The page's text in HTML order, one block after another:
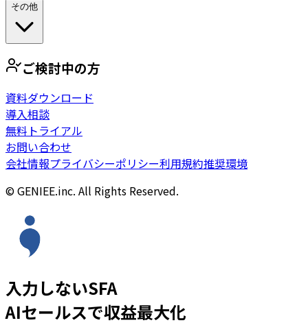
その他
ご検討中の方
資料ダウンロード
導入相談
無料トライアル
お問い合わせ
会社情報プライバシーポリシー利用規約推奨環境
© GENIEE.inc. All Rights Reserved.
入力しないSFA
AIセールスで収益最大化